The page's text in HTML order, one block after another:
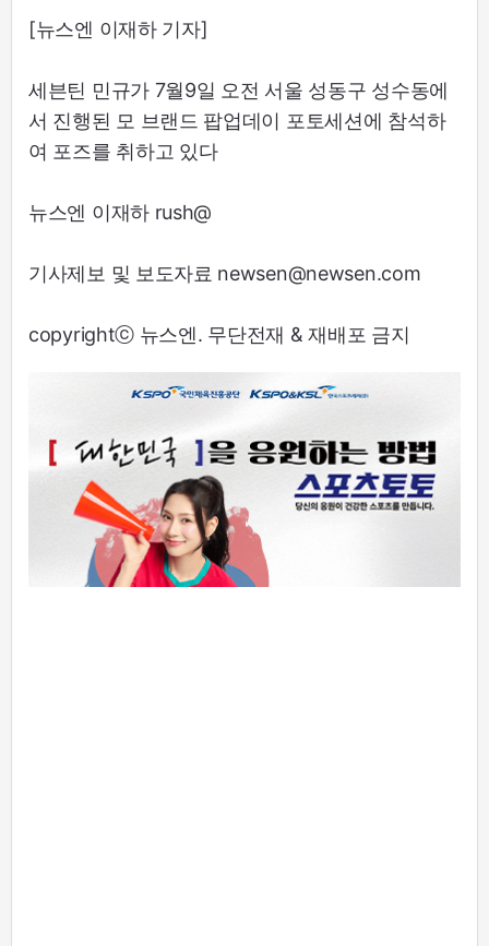
[뉴스엔 이재하 기자]
세븐틴 민규가 7월9일 오전 서울 성동구 성수동에
서 진행된 모 브랜드 팝업데이 포토세션에 참석하
여 포즈를 취하고 있다
뉴스엔 이재하 rush@
기사제보 및 보도자료 newsen@newsen.com
copyrightⓒ 뉴스엔. 무단전재 & 재배포 금지